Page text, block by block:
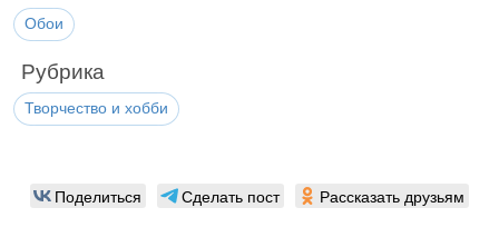
Обои
Рубрика
Творчество и хобби
Поделиться Сделать пост Рассказать друзьям